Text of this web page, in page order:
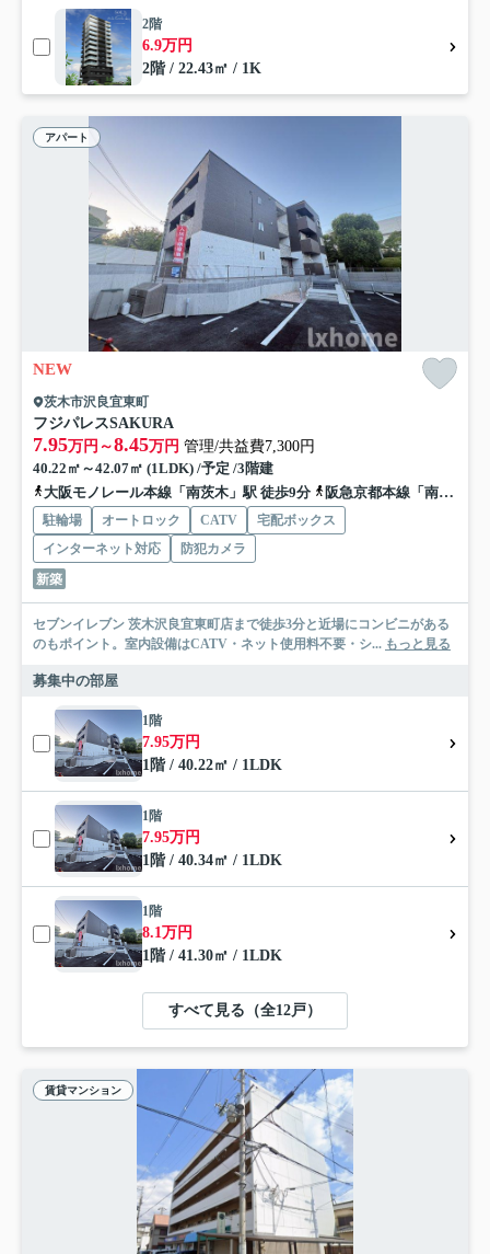
2階
6.9万円
2階 / 22.43㎡ / 1K
アパート
NEW
茨木市沢良宜東町
フジパレスSAKURA
7.95万円～8.45万円 管理/共益費7,300円
40.22㎡～42.07㎡ (1LDK) /予定 /3階建
大阪モノレール本線「南茨木」駅 徒歩9分
阪急京都本線「南茨木」駅 徒歩9分
駐輪場 オートロック CATV
宅配ボックス
インターネット対応
防犯カメラ
新築
セブンイレブン 茨木沢良宜東町店まで徒歩3分と近場にコンビニがある
のもポイント。室内設備はCATV・ネット使用料不要・シ... もっと見る
募集中の部屋
1階
7.95万円
1階 / 40.22㎡ / 1LDK
1階
7.95万円
1階 / 40.34㎡ / 1LDK
1階
8.1万円
1階 / 41.30㎡ / 1LDK
すべて見る（全12戸）
賃貸マンション